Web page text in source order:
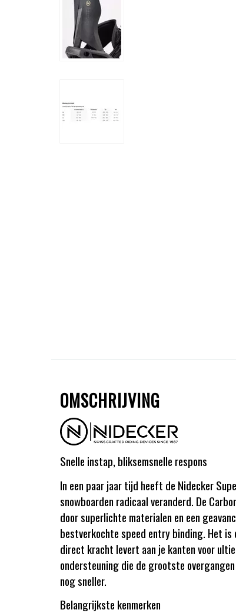
OMSCHRIJVING
Snelle instap, bliksemsnelle respons
In een paar jaar tijd heeft de Nidecker
snowboarden radicaal veranderd. De
door superlichte materialen en een
bestverkochte speed entry binding. Het
direct kracht levert aan je kanten voor
ondersteuning die de grootste
nog sneller.
Belangrijkste kenmerken